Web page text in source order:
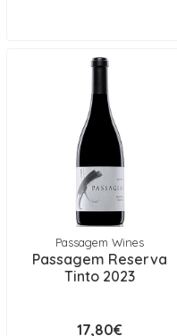
Passagem Wines
Passagem Reserva
Tinto 2023
17,80€